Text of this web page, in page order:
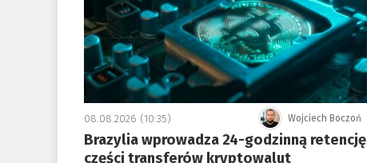
Wojciech Boczoń
08.08.2026 (10:35)
Brazylia wprowadza 24-godzinną retencję
części transferów kryptowalut